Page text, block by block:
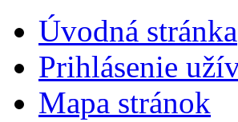
Úvodná stránka
Prihlásenie
Mapa stránok